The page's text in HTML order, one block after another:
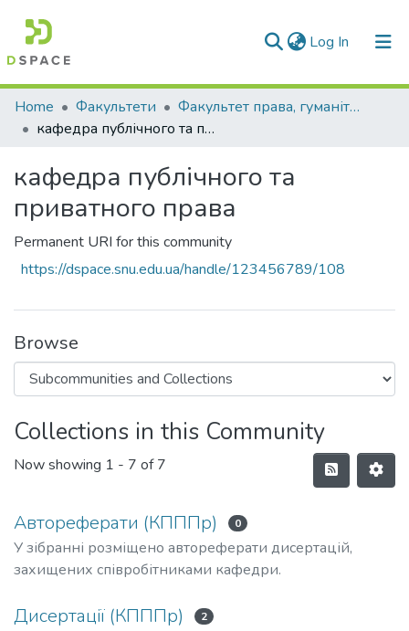
Log In (current)
Communities & Collections
All of DSpace
Statistics
Home Факультети
Факультет права, гуманітарних і соціальних наук
кафедра публічного та приватного права
кафедра публічного та
приватного права
Permanent URI for this community
https://dspace.snu.edu.ua/handle/123456789/108
Browse
Collections in this Community
Now showing 1 - 7 of 7
Автореферати (КПППр) 0
У зібранні розміщено автореферати дисертацій,
захищених співробітниками кафедри.
Дисертації (КПППр) 2